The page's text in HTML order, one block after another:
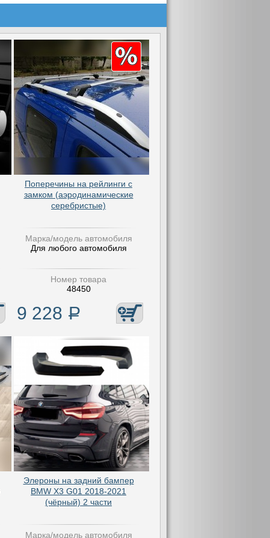
Поперечины на рейлинги с
замком (аэродинамические
серебристые)
Марка/модель автомобиля
Для любого автомобиля
Номер товара
48450
9 228 Р
Элероны на задний бампер
BMW X3 G01 2018-2021
(чёрный) 2 части
Марка/модель автомобиля